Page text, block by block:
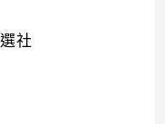
社